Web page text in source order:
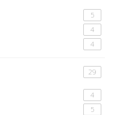
5
4
4
29
4
5